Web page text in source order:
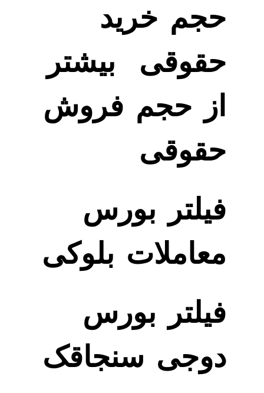
حجم خرید
حقوقی‌ بیشتر
از حجم فروش
حقوقی
فیلتر بورس
معاملات بلوکی
فیلتر بورس
دوجی سنجاقک